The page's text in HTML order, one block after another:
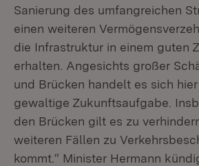
Sanierung des umfangreichen
einen weiteren
die Infrastruktur in einem guten
erhalten. Angesichts großer
und Brücken handelt es sich
gewaltige Zukunftsaufgabe.
den Brücken gilt es zu
weiteren Fällen zu
kommt.“ Minister Hermann